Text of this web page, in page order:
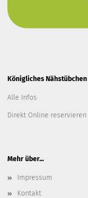
Königliches Nähstübchen
Alle Infos
Direkt Online reservieren
Mehr über...
Impressum
Kontakt